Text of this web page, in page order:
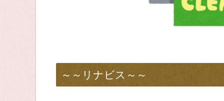
～～リナビス～～